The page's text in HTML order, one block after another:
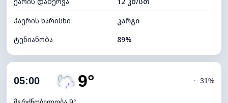
ღრუბლის სიმაღლე 10800 მ
ჰაერის ხარისხი
კარგი
ტენიანობა
89%
ღრუბლიანობა
ნამის წერტილი
05:00 9° ◔ 31%